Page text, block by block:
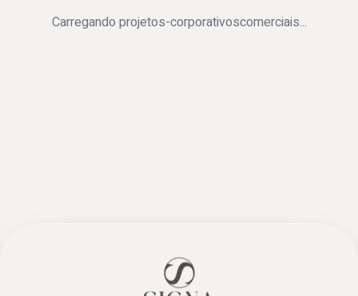
Carregando projetos-corporativoscomerciais...